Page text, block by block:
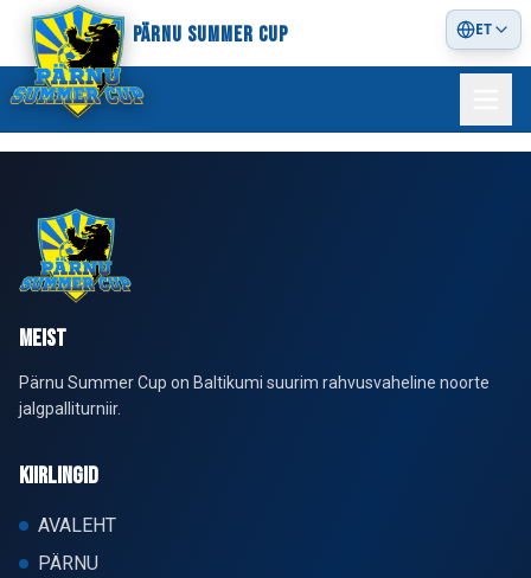
PÄRNU SUMMER CUP ET
MEIST
Pärnu Summer Cup on Baltikumi suurim rahvusvaheline noorte
jalgpalliturniir.
KIIRLINGID
AVALEHT
PÄRNU